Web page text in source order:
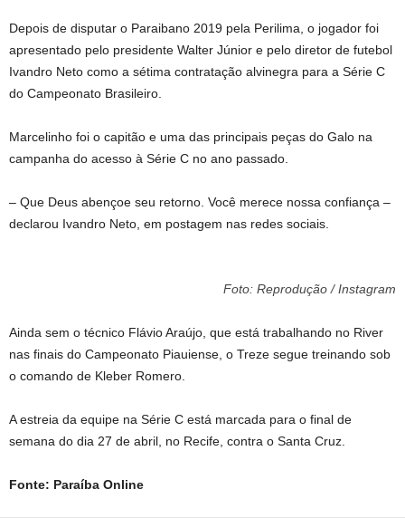
Depois de disputar o Paraibano 2019 pela Perilima, o jogador foi
apresentado pelo presidente Walter Júnior e pelo diretor de futebol
Ivandro Neto como a sétima contratação alvinegra para a Série C
do Campeonato Brasileiro.
Marcelinho foi o capitão e uma das principais peças do Galo na
campanha do acesso à Série C no ano passado.
– Que Deus abençoe seu retorno. Você merece nossa confiança –
declarou Ivandro Neto, em postagem nas redes sociais.
Foto: Reprodução / Instagram
Ainda sem o técnico Flávio Araújo, que está trabalhando no River
nas finais do Campeonato Piauiense, o Treze segue treinando sob
o comando de Kleber Romero.
A estreia da equipe na Série C está marcada para o final de
semana do dia 27 de abril, no Recife, contra o Santa Cruz.
Fonte: Paraíba Online